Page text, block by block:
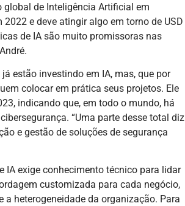
de Inteligência Artificial em
e deve atingir algo em torno de USD
de IA são muito promissoras nas
estão investindo em IA, mas, que por
colocar em prática seus projetos. Ele
indicando que, em todo o mundo, há
“Uma parte desse total diz
e gestão de soluções de segurança
IA exige conhecimento técnico para lidar
customizada para cada negócio,
heterogeneidade da organização. Para